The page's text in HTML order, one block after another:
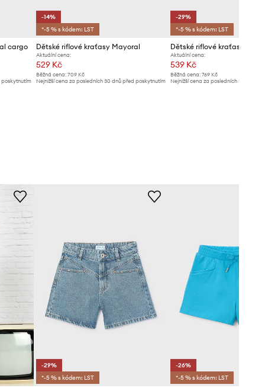
cargo
poskytnutím
-14%
*-5 % s kódem: LST
Dětské riflové kraťasy Mayoral
Aktuální cena:
529 Kč
Běžná cena:709 Kč
Nejnižší cena za posledních 30 dnů před poskytnutím
-29%
*-5 % s kódem: LST
Dětské riflové kraťasy
Aktuální cena:
539 Kč
Běžná cena: 769 Kč
Nejnižší cena za posledních 30 dnů
-29%
*-5 % s kódem: LST
-26%
*-5 % s kódem: LST